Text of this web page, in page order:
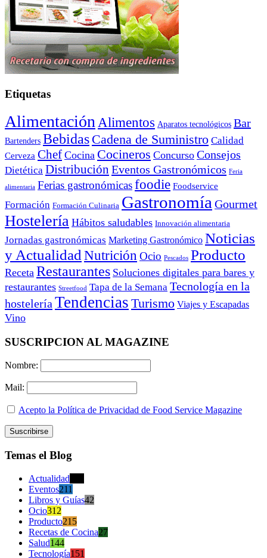
Etiquetas
Alimentación Alimentos Aparatos tecnológicos Bar
Bartenders Bebidas Cadena de Suministro Calidad
Cerveza Chef Cocina Cocineros Concurso Consejos
Dietética Distribución Eventos Gastronómicos Feria
alimentaria Ferias gastronómicasfoodie Foodservice
Formación Formación Culinaria Gastronomía Gourmet
Hostelería Hábitos saludables Innovación alimentaria
Jornadas gastronómicas Marketing Gastronómico Noticias
y Actualidad Nutrición Ocio Pescados Producto
Receta Restaurantes Soluciones digitales para bares y
restaurantes Streetfood Tapa de la Semana Tecnología en la
hostelería Tendencias Turismo Viajes y Escapadas
Vino
SUSCRIPCION AL MAGAZINE
Nombre:
Mail:
Acepto la Política de Privacidad de Food Service Magazine
Temas el Blog
Actualidad
Eventos211
Libros y Guías42
Ocio312
Producto215
Recetas de Cocina27
Salud144
Tecnología151